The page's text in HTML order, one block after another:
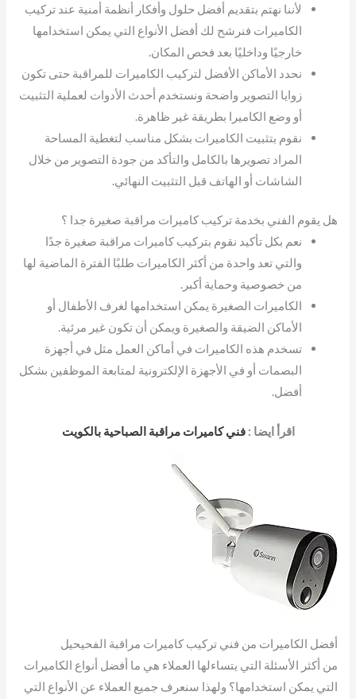
لأننا نهتم بتقديم أفضل حلول وأفكار أنظمة أمنية عند تركيب
الكاميرات فنرشح لك أفضل الأنواع التي يمكن استخدامها
خارجيًا وداخليًا بعد فحص المكان.
نحدد الأماكن الأفضل لتركيب الكاميرات للمراقبة حتى تكون
زوايا التصوير واضحة ونستخدم أحدث الأدوات لعملية التثبيت
أو وضع الكاميرا بطريقة غير ظاهرة.
نقوم بتثبيت الكاميرات بشكل مناسب لتغطية المساحة
المراد تصويرها بالكامل والتأكد من جودة التصوير من خلال
الشاشات أو الهاتف قبل التثبيت النهائي.
هل يقوم الفني بخدمة تركيب كاميرات مراقبة صغيرة جدا ؟
نعم بكل تأكيد نقوم بتركيب كاميرات مراقبة صغيرة جدًا
والتي تعد واحدة من أكثر الكاميرات طلبًا الفترة الماضية لها
من خصوصية وحماية أكبر.
الكاميرات الصغيرة يمكن استخدامها لغرف الأطفال أو
الأماكن الضيقة والصغيرة ويمكن أن تكون غير مرئية.
تسخدم هذه الكاميرات في أماكن العمل مثل في أجهزة
البصمات أو في الأجهزة الإلكترونية لمتابعة الموظفين بشكل
أفضل.
اقرأ ايضا :فني كاميرات مراقبة الصباحية بالكويت
أفضل الكاميرات من فني تركيب كاميرات مراقبة الفحيحيل
من أكثر الأسئلة التي يتساءلها العملاء هي ما أفضل أنواع الكاميرات
التي يمكن استخدامها؟ ولهذا سنعرف جميع العملاء عن الأنواع التي